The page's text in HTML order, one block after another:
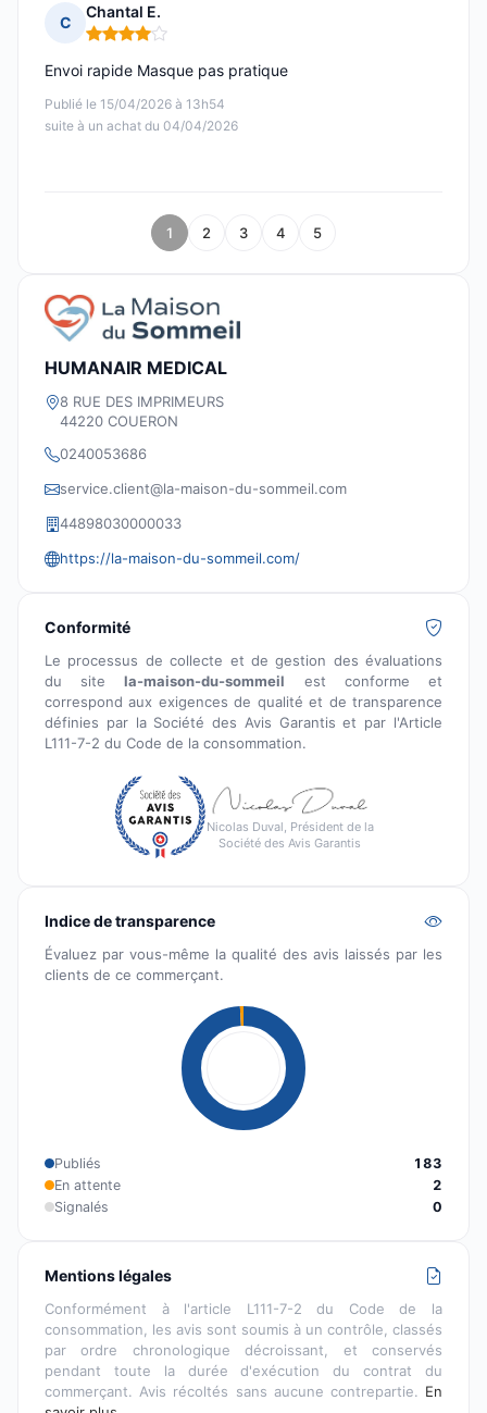
C
Chantal E.
Note : 4 sur 5
Publié le 15/04/2026 à 13h54
suite à un achat du 04/04/2026
Envoi rapide Masque pas pratique
1 2 3 4 5
HUMANAIR MEDICAL
8 RUE DES IMPRIMEURS
44220 COUERON
0240053686
service.client@la-maison-du-sommeil.com
44898030000033
https://la-maison-du-sommeil.com/
Conformité
Le processus de collecte et de gestion des évaluations
du sitela-maison-du-sommeil est conforme et
correspond aux exigences de qualité et de transparence
définies par la Société des Avis Garantis et par l'Article
L111-7-2 du Code de la consommation.
Nicolas Duval, Président de la
Société des Avis Garantis
Indice de transparence
Évaluez par vous-même la qualité des avis laissés par les
clients de ce commerçant.
Publiés
183
En attente
2
Signalés
0
Mentions légales
Conformément à l'article L111-7-2 du Code de la
consommation, les avis sont soumis à un contrôle, classés
par ordre chronologique décroissant, et conservés
pendant toute la durée d'exécution du contrat du
commerçant. Avis récoltés sans aucune contrepartie. En